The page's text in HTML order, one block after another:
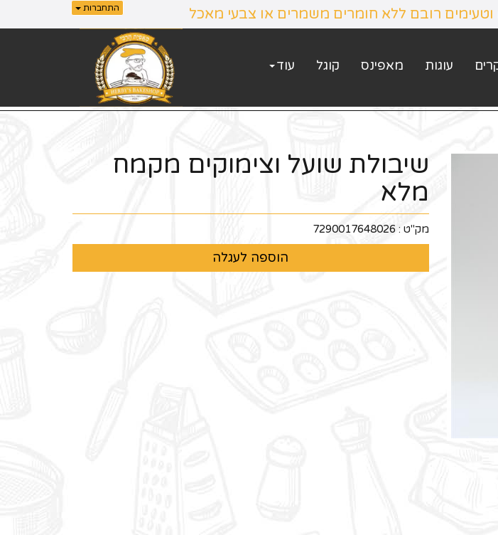
התחברות וטעימים רובם ללא חומרים משמרים או צבעי מאכל
עוגות מאפינס קוגל עוד
שיבולת שועל וצימוקים מקמח
מלא
מק"ט : 7290017648026